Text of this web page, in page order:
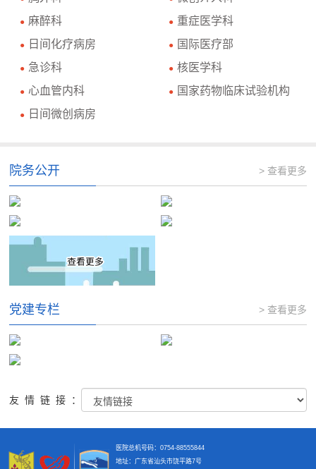
● 麻醉科 ● 重症医学科
● 日间化疗病房 ● 国际医疗部
● 急诊科 ● 核医学科
● 心血管内科 ● 国家药物临床试验机构
● 日间微创病房
院务公开 > 查看更多
党建专栏 > 查看更多
友情链接：
医院总机号码：0754-88555844
地址：广东省汕头市饶平路7号